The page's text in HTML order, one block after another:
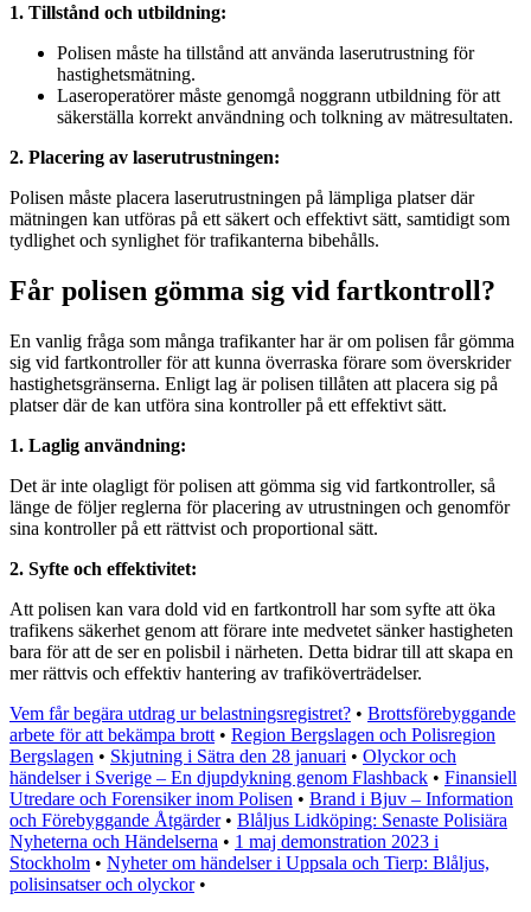
1. Tillstånd och utbildning:
Polisen måste ha tillstånd att använda laserutrustning för
hastighetsmätning.
Laseroperatörer måste genomgå noggrann utbildning för att
säkerställa korrekt användning och tolkning av mätresultaten.
2. Placering av laserutrustningen:
Polisen måste placera laserutrustningen på lämpliga platser där
mätningen kan utföras på ett säkert och effektivt sätt, samtidigt som
tydlighet och synlighet för trafikanterna bibehålls.
Får polisen gömma sig vid fartkontroll?
En vanlig fråga som många trafikanter har är om polisen får gömma
sig vid fartkontroller för att kunna överraska förare som överskrider
hastighetsgränserna. Enligt lag är polisen tillåten att placera sig på
platser där de kan utföra sina kontroller på ett effektivt sätt.
1. Laglig användning:
Det är inte olagligt för polisen att gömma sig vid fartkontroller, så
länge de följer reglerna för placering av utrustningen och genomför
sina kontroller på ett rättvist och proportional sätt.
2. Syfte och effektivitet:
Att polisen kan vara dold vid en fartkontroll har som syfte att öka
trafikens säkerhet genom att förare inte medvetet sänker hastigheten
bara för att de ser en polisbil i närheten. Detta bidrar till att skapa en
mer rättvis och effektiv hantering av trafiköverträdelser.
Vem får begära utdrag ur belastningsregistret? • Brottsförebyggande
arbete för att bekämpa brott • Region Bergslagen och Polisregion
Bergslagen • Skjutning i Sätra den 28 januari • Olyckor och
händelser i Sverige – En djupdykning genom Flashback • Finansiell
Utredare och Forensiker inom Polisen • Brand i Bjuv – Information
och Förebyggande Åtgärder• Blåljus Lidköping: Senaste Polisiära
Nyheterna och Händelserna • 1 maj demonstration 2023 i
Stockholm • Nyheter om händelser i Uppsala och Tierp: Blåljus,
polisinsatser och olyckor•